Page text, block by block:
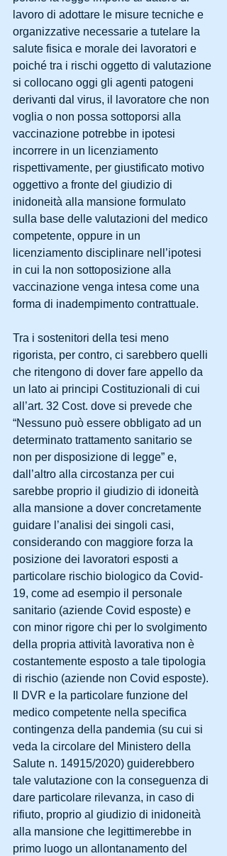
lavoro di adottare le misure tecniche e
organizzative necessarie a tutelare la
salute fisica e morale dei lavoratori e
poiché tra i rischi oggetto di valutazione
si collocano oggi gli agenti patogeni
derivanti dal virus, il lavoratore che non
voglia o non possa sottoporsi alla
vaccinazione potrebbe in ipotesi
incorrere in un licenziamento
rispettivamente, per giustificato motivo
oggettivo a fronte del giudizio di
inidoneità alla mansione formulato
sulla base delle valutazioni del medico
competente, oppure in un
licenziamento disciplinare nell’ipotesi
in cui la non sottoposizione alla
vaccinazione venga intesa come una
forma di inadempimento contrattuale.
Tra i sostenitori della tesi meno
rigorista, per contro, ci sarebbero quelli
che ritengono di dover fare appello da
un lato ai principi Costituzionali di cui
all’art. 32 Cost. dove si prevede che
“Nessuno può essere obbligato ad un
determinato trattamento sanitario se
non per disposizione di legge” e,
dall’altro alla circostanza per cui
sarebbe proprio il giudizio di idoneità
alla mansione a dover concretamente
guidare l’analisi dei singoli casi,
considerando con maggiore forza la
posizione dei lavoratori esposti a
particolare rischio biologico da Covid-
19, come ad esempio il personale
sanitario (aziende Covid esposte) e
con minor rigore chi per lo svolgimento
della propria attività lavorativa non è
costantemente esposto a tale tipologia
di rischio (aziende non Covid esposte).
Il DVR e la particolare funzione del
medico competente nella specifica
contingenza della pandemia (su cui si
veda la circolare del Ministero della
Salute n. 14915/2020) guiderebbero
tale valutazione con la conseguenza di
dare particolare rilevanza, in caso di
rifiuto, proprio al giudizio di inidoneità
alla mansione che legittimerebbe in
primo luogo un allontanamento del